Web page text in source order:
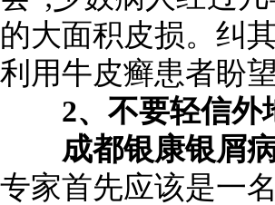
的大面积皮损。纠
利用牛皮癣患者盼
2、不要轻信外
成都银康银屑
专家首先应该是一